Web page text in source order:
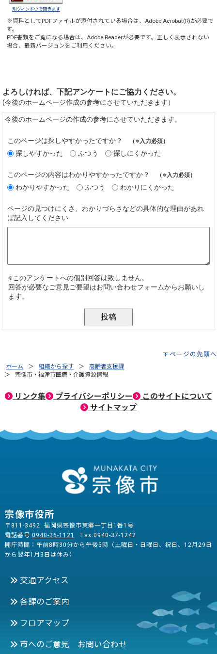
別ウィンドウで開きます
※資料としてPDFファイルが添付されている場合は、 Adobe Acrobat(R)が必要で
す。
PDF書類をご覧になる場合は、 Adobe Readerが必要です。正しく表示されない
場合、最新バージョンをご利用ください。
ページの先頭へ
ホーム 組織から探す
高齢者支援課
宗像市・福津市医療・介護資源情報
リンク集 プライバシーポリシー
このサイトについて
サイトマップ
宗像市役所
〒811-3492 福岡県宗像市東郷一丁目1番1号
電話番号:0940-36-1121
Fax:0940-37-1242
開庁時間：午前8時30分から午後5時（土曜日・日曜日、祝日、12月29日
から翌年1月3日は休み）
交通アクセス
各課のご案内
フロアマップ
市へのご意見 お問い合わせ